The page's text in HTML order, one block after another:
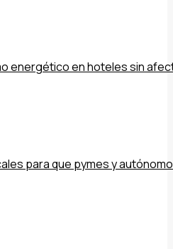
energético en hoteles sin
para que pymes y